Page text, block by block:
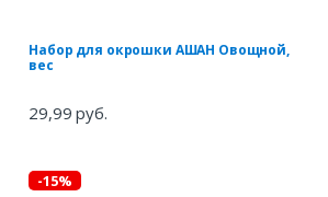
Набор для окрошки АШАН Овощной,
вес
29,99 руб.
-15%